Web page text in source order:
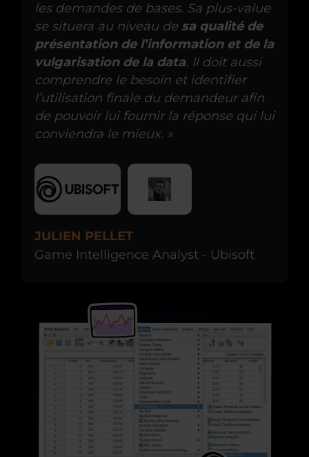
les demandes de bases. Sa plus-value
se situera au niveau de sa qualité de
présentation de l’information et de la
vulgarisation de la data. Il doit aussi
comprendre le besoin et identifier
l’utilisation finale du demandeur afin
de pouvoir lui fournir la réponse qui lui
conviendra le mieux. »
JULIEN PELLET
Game Intelligence Analyst - Ubisoft